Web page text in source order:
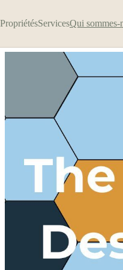
PropriétésServicesQui sommes-